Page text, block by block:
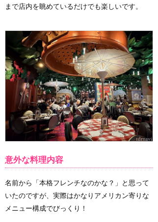
まで店内を眺めているだけでも楽しいです。
意外な料理内容
名前から「本格フレンチなのかな？」と思って
いたのですが、実際はかなりアメリカン寄りな
メニュー構成でびっくり！